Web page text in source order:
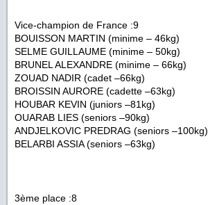
Vice-champion de France :9
BOUISSON MARTIN (minime – 46kg)
SELME GUILLAUME (minime – 50kg)
BRUNEL ALEXANDRE (minime – 66kg)
ZOUAD NADIR (cadet –66kg)
BROISSIN AURORE (cadette –63kg)
HOUBAR KEVIN (juniors –81kg)
OUARAB LIES (seniors –90kg)
ANDJELKOVIC PREDRAG (seniors –100kg)
BELARBI ASSIA (seniors –63kg)
3ème place :8